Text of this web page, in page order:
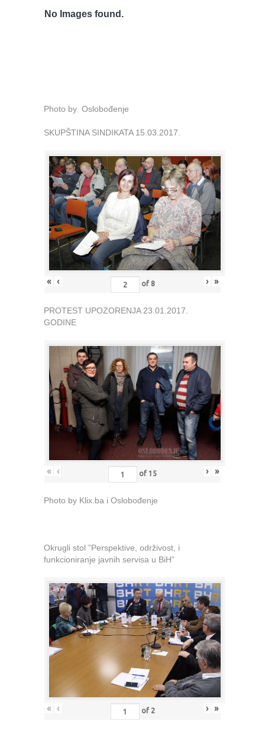
No Images found.
Photo by Oslobođenje
SKUPŠTINA SINDIKATA 15.03.2017.
« ‹ of 8 › »
PROTEST UPOZORENJA 23.01.2017.
GODINE
« ‹ of 15 › »
Photo by Klix.ba i Oslobođenje
Okrugli stol ”Perspektive, održivost, i
funkcioniranje javnih servisa u BiH”
« ‹ of 2 › »